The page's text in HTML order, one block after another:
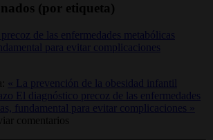
(por etiqueta)
de las enfermedades metabólicas
para evitar complicaciones
« La prevención de la obesidad infantil
El diagnóstico precoz de las enfermedades
fundamental para evitar complicaciones »
comentarios